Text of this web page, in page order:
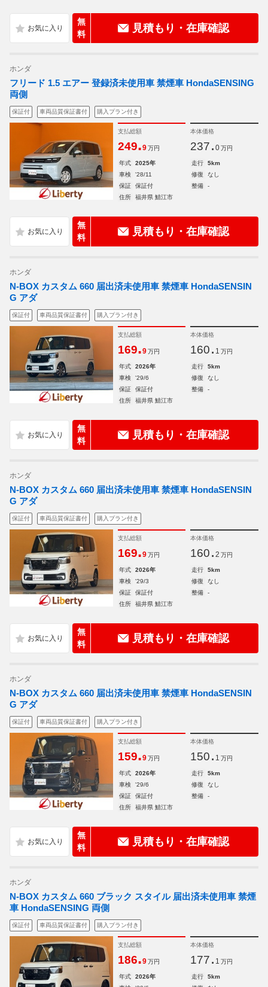
無
料
見積もり・在庫確認
ホンダ
フリード 1.5 エアー 登録済未使用車 禁煙車 HondaSENSING
両側
保証付 車両品質保証書付 購入プラン付き
支払総額
249.9 万円
本体価格
237. 0 万円
年式 2025年 走行
5km
車検
'28/11 修復
なし
保証
保証付 整備
-
住所
福井県 鯖江市
無
料
見積もり・在庫確認
ホンダ
N-BOX カスタム 660 届出済未使用車 禁煙車 HondaSENSIN
G アダ
保証付 車両品質保証書付 購入プラン付き
支払総額
169.9 万円
本体価格
160. 1 万円
年式 2026年 走行
5km
車検
'29/6 修復
なし
保証
保証付 整備
-
住所
福井県 鯖江市
無
料
見積もり・在庫確認
ホンダ
N-BOX カスタム 660 届出済未使用車 禁煙車 HondaSENSIN
G アダ
保証付 車両品質保証書付 購入プラン付き
支払総額
169.9 万円
本体価格
160. 2 万円
年式 2026年 走行
5km
車検
'29/3 修復
なし
保証
保証付 整備
-
住所
福井県 鯖江市
無
料
見積もり・在庫確認
ホンダ
N-BOX カスタム 660 届出済未使用車 禁煙車 HondaSENSIN
G アダ
保証付 車両品質保証書付 購入プラン付き
支払総額
159.9 万円
本体価格
150. 1 万円
年式 2026年 走行
5km
車検
'29/6 修復
なし
保証
保証付 整備
-
住所
福井県 鯖江市
無
料
見積もり・在庫確認
ホンダ
N-BOX カスタム 660 ブラック スタイル 届出済未使用車 禁煙
車 HondaSENSING 両側
保証付 車両品質保証書付 購入プラン付き
支払総額
186.9 万円
本体価格
177. 1 万円
年式 2026年 走行
5km